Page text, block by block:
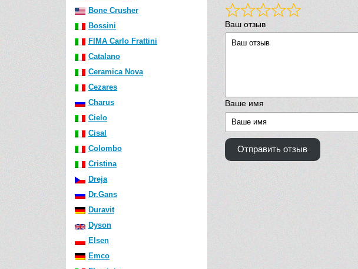
Bone Crusher
Bossini
FIMA Carlo Frattini
Catalano
Ceramica Nova
Cezares
Charus
Cielo
Cisal
Colombo
Cristina
Dreja
Dr.Gans
Duravit
Dyson
Elsen
Emco
Ваш отзыв
Ваше имя
Отправить отзыв